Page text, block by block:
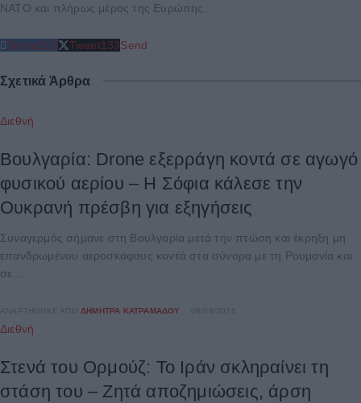
ΝΑΤΟ και πλήρως μέρος της Ευρώπης.
Share212 Tweet133Send
Σχετικά Άρθρα
Διεθνή
Βουλγαρία: Drone εξερράγη κοντά σε αγωγό
φυσικού αερίου – Η Σόφια κάλεσε την
Ουκρανή πρέσβη για εξηγήσεις
Συναγερμός σήμανε στη Βουλγαρία μετά την πτώση και έκρηξη μη
επανδρωμένου αεροσκάφους κοντά στα σύνορα με τη Ρουμανία και
σε...
ΑΝΑΡΤΉΘΗΚΕ ΑΠΌ ΔΉΜΗΤΡΑ ΚΑΤΡΑΜΆΔΟΥ
Διεθνή
Στενά του Ορμούζ: Το Ιράν σκληραίνει τη
στάση του – Ζητά αποζημιώσεις, άρση